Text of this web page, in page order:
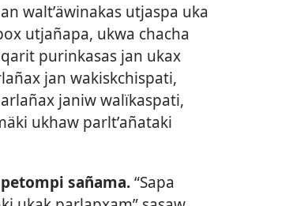
waltʼäwinakas utjaspa uka
utjañapa, ukwa chacha
purinkasas jan ukax
jan wakiskchispati,
janiw walïkaspati,
ukhaw parltʼañataki
sañama.“Sapa